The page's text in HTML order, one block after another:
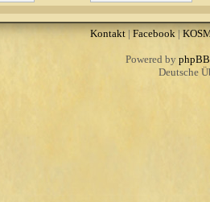
Kontakt| Facebook|
Powered by phpBB
Deutsche